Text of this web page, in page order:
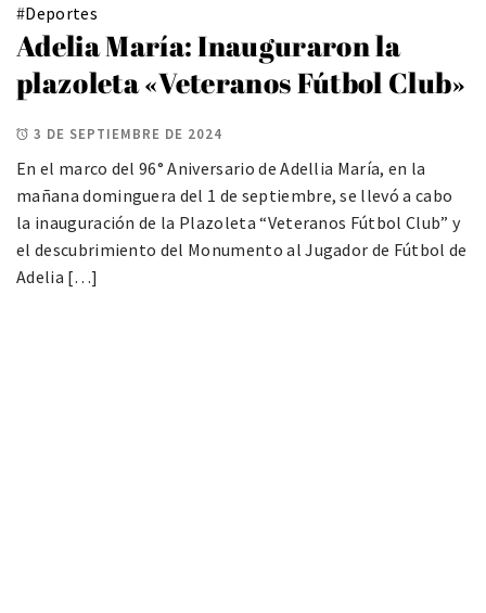
#Deportes
Adelia María: Inauguraron la
plazoleta «Veteranos Fútbol Club»
3 DE SEPTIEMBRE DE 2024
En el marco del 96° Aniversario de Adellia María, en la
mañana dominguera del 1 de septiembre, se llevó a cabo
la inauguración de la Plazoleta “Veteranos Fútbol Club” y
el descubrimiento del Monumento al Jugador de Fútbol de
Adelia […]